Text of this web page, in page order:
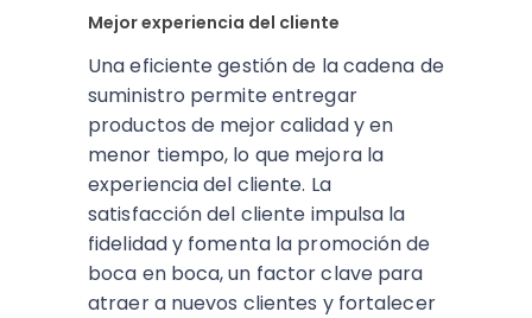
Mejor experiencia del cliente
Una eficiente gestión de la cadena de
suministro permite entregar
productos de mejor calidad y en
menor tiempo, lo que mejora la
experiencia del cliente. La
satisfacción del cliente impulsa la
fidelidad y fomenta la promoción de
boca en boca, un factor clave para
atraer a nuevos clientes y fortalecer